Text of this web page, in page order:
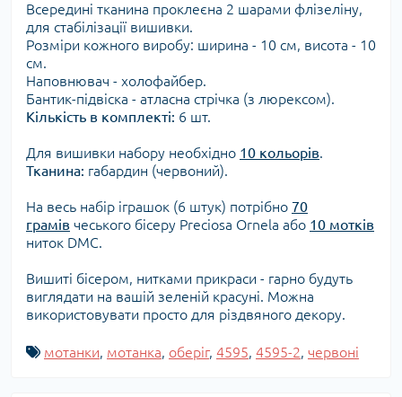
Всередині тканина проклеєна 2 шарами флізеліну,
для стабілізації вишивки.
Розміри кожного виробу: ширина - 10 см, висота - 10
см.
Наповнювач - холофайбер.
Бантик-підвіска - атласна стрічка (з люрексом).
Кількість в комплекті: 6 шт.
Для вишивки набору необхідно 10 кольорів.
Тканина: габардин (червоний).
На весь набір іграшок (6 штук) потрібно 70
грамів чеського бісеру Preciosa Ornela або 10 мотків
ниток DMC.
Вишиті бісером, нитками прикраси - гарно будуть
виглядати на вашій зеленій красуні. Можна
використовувати просто для різдвяного декору.
мотанки, мотанка, оберіг, 4595, 4595-2, червоні